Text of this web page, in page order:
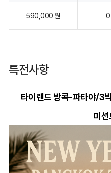
590,000 원 0
특전사항
타이랜드 방콕-파타야/3
미